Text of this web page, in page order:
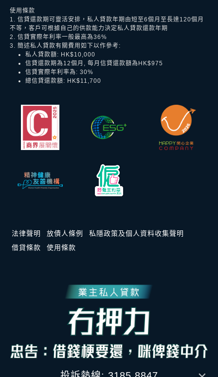
使用條款
1. 信貸還款期可靈活安排，私人貸款年期由短至6個月至長達120個月
不等，客戶可根據自己的供款能力決定私人貸款還款年期
2. 信貸實際年利率一般最高為36%
3. 簡述私人貸款有關費用如下以作參考:
私人貸款額: HK$10,000
信貸還款期為12個月, 每月信貸還款額為HK$975
信貸實際年利率為: 30%
總信貸還款額: HK$11,700
法律聲明 放債人條例
私隱政策及個人資料收集聲明
借貸條款
使用條款